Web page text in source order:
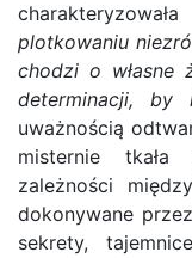
plotkowaniu
chodzi o własne
determinacji, by
uważnością
misternie
zależności
dokonywane
sekrety,